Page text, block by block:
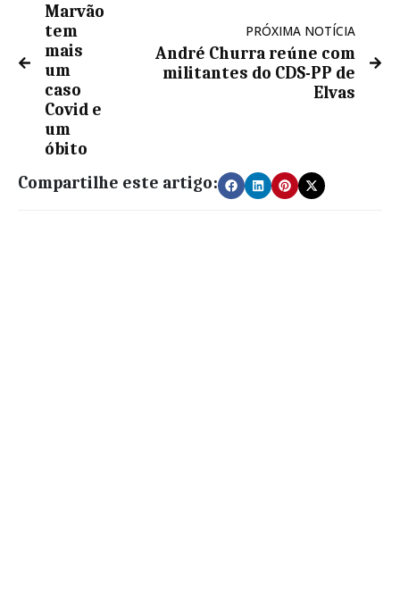
Marvão
tem
mais
um
caso
Covid e
um
óbito
PRÓXIMA NOTÍCIA
André Churra reúne com
militantes do CDS-PP de
Elvas
Compartilhe este artigo: